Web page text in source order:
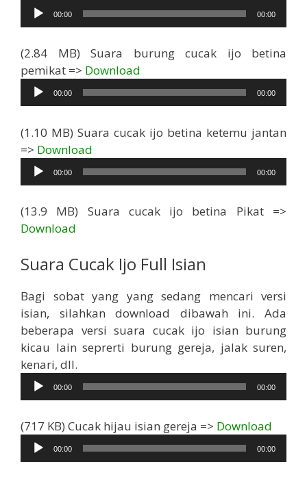
Audio
00:00 00:00
(2.84 MB) Suara burung cucak ijo betina
pemikat => Download
Audio
00:00 00:00
(1.10 MB) Suara cucak ijo betina ketemu jantan
=> Download
Audio
00:00 00:00
(13.9 MB) Suara cucak ijo betina Pikat =>
Download
Suara Cucak Ijo Full Isian
Bagi sobat yang yang sedang mencari versi
isian, silahkan download dibawah ini. Ada
beberapa versi suara cucak ijo isian burung
kicau lain seprerti burung gereja, jalak suren,
kenari, dll.
Audio
00:00 00:00
(717 KB) Cucak hijau isian gereja => Download
Audio
00:00 00:00